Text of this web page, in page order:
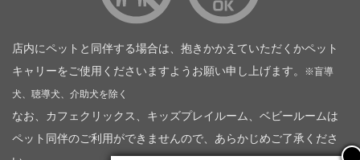
店内にペットと同伴する場合は、抱きかかえていただくかペット
キャリーをご使用くださいますようお願い申し上げます。
※盲導
犬、聴導犬、介助犬を除く
なお、カフェクリックス、キッズプレイルーム、ベビールームは
ペット同伴のご利用ができませんので、あらかじめご了承くださ